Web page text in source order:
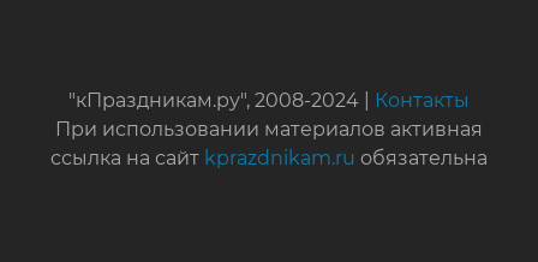
"кПраздникам.ру", 2008-2024 |
Контакты
При использовании материалов активная
ссылка на сайт kprazdnikam.ru обязательна